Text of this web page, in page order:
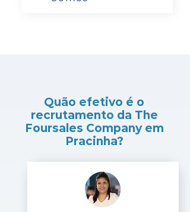
Quão efetivo é o
recrutamento da The
Foursales Company em
Pracinha?